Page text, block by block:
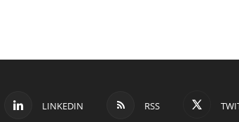
LINKEDIN RSS